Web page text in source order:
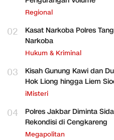
Regional
02
Kasat Narkoba Polres
Narkoba
Hukum & Kriminal
03
Kisah Gunung Kawi dan
Hok Liong hingga Liem
iMisteri
04
Polres Jakbar Diminta
Rekondisi di Cengkareng
Megapolitan